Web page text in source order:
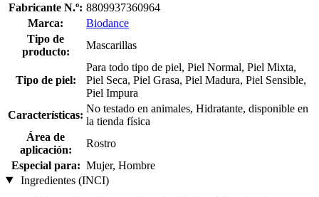
Fabricante N.º: 8809937360964
Marca:
Biodance
Tipo de
producto:
Mascarillas
Tipo de piel:
Para todo tipo de piel, Piel Normal, Piel Mixta,
Piel Seca, Piel Grasa, Piel Madura, Piel Sensible,
Piel Impura
Características:
No testado en animales, Hidratante, disponible en
la tienda física
Área de
aplicación:
Rostro
Especial para: Mujer, Hombre
Ingredientes (INCI)